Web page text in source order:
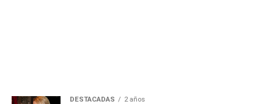
DESTACADAS 2 años